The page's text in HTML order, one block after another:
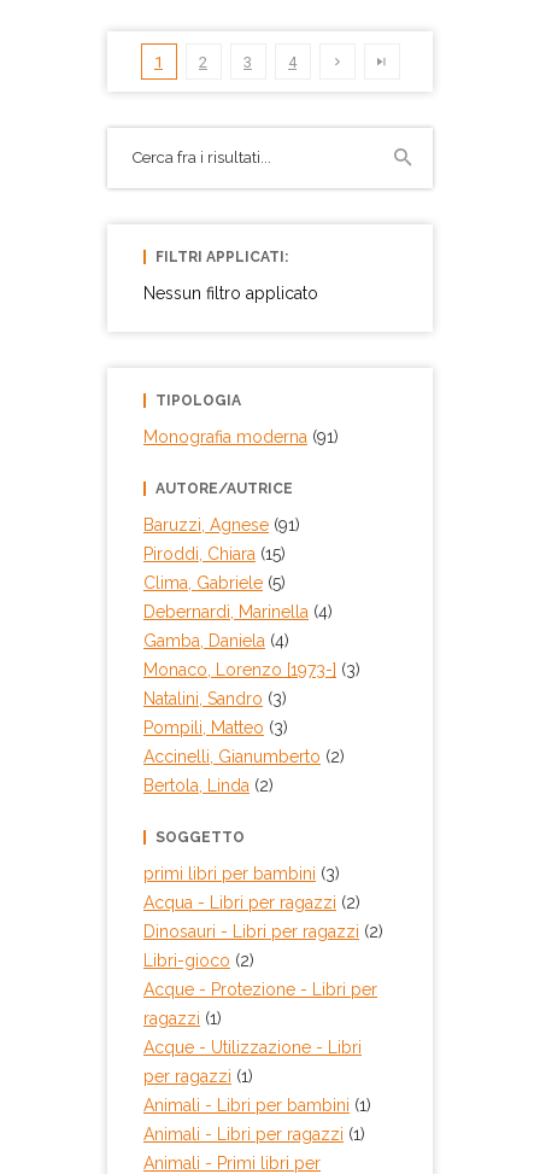
1 2 3 4
FILTRI APPLICATI:
Nessun filtro applicato
TIPOLOGIA
Monografia moderna (91)
AUTORE/AUTRICE
Baruzzi, Agnese (91)
Piroddi, Chiara (15)
Clima, Gabriele (5)
Debernardi, Marinella (4)
Gamba, Daniela (4)
Monaco, Lorenzo [1973-] (3)
Natalini, Sandro (3)
Pompili, Matteo (3)
Accinelli, Gianumberto (2)
Bertola, Linda (2)
SOGGETTO
primi libri per bambini (3)
Acqua - Libri per ragazzi (2)
Dinosauri - Libri per ragazzi (2)
Libri-gioco (2)
Acque - Protezione - Libri per
ragazzi (1)
Acque - Utilizzazione - Libri
per ragazzi (1)
Animali - Libri per bambini (1)
Animali - Libri per ragazzi (1)
Animali - Primi libri per